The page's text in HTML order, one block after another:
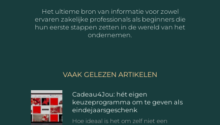
Het ultieme bron van informatie voor zowel
ervaren zakelijke professionals als beginners die
hun eerste stappen zetten in de wereld van het
ondernemen.
VAAK GELEZEN ARTIKELEN
Cadeau4Jou: hét eigen
keuzeprogramma om te geven als
eindejaarsgeschenk
Hoe ideaal is het om zelf niet een